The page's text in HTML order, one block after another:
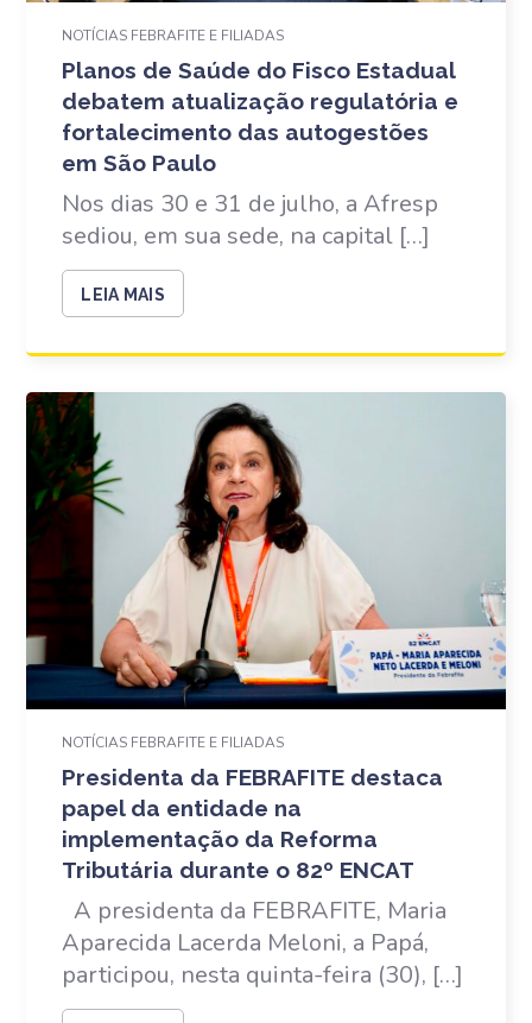
NOTÍCIAS FEBRAFITE E FILIADAS
Planos de Saúde do Fisco Estadual
debatem atualização regulatória e
fortalecimento das autogestões
em São Paulo
Nos dias 30 e 31 de julho, a Afresp
sediou, em sua sede, na capital […]
LEIA MAIS
NOTÍCIAS FEBRAFITE E FILIADAS
Presidenta da FEBRAFITE destaca
papel da entidade na
implementação da Reforma
Tributária durante o 82º ENCAT
A presidenta da FEBRAFITE, Maria
Aparecida Lacerda Meloni, a Papá,
participou, nesta quinta-feira (30), […]